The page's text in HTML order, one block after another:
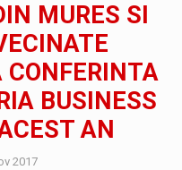
MURES SI
BUSINESS
AN
2017